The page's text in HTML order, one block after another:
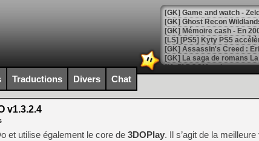
[Mo5] DOOM arrive en
[GK] Bethesda fête les 30
[GK] Roblox : l'action en
[GK] Agenda - GeForce
[GK] Devolver Digital en a
Traductions Divers Chat
v1.3.2.4
et utilise également le core de 3DOPlay. Il s’agit de la